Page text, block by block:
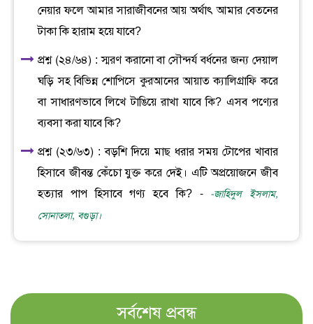
নেয়ার ফলে আমার সারাজীবনের আয় অর্থাৎ আমার বেতনের
টাকা কি হারাম হয়ে যাবে?
প্রশ্ন (২৪/৬৪) : স্মরণ করানো বা সৌন্দর্য বর্ধনের জন্য দেয়াল
ঘড়ি সহ বিভিন্ন শোপিসে কুরআনের আয়াত ক্যালিগ্রাফি করে
বা সাধারণভাবে লিখে টাঙিয়ে রাখা যাবে কি? এসব পণ্যের
ব্যবসা করা যাবে কি?
প্রশ্ন (২৩/৬৩) : বড়শি দিয়ে মাছ ধরার সময় টোপের খাবার
হিসাবে জীবন্ত কেঁচো যুক্ত করে দেই। এটি অপ্রয়োজনে জীব
হত্যার পাপ হিসাবে গণ্য হবে কি? -
-জাহিদুল ইসলাম,
সোনাতলা, বগুড়া।
সর্বশেষ প্রবন্ধ